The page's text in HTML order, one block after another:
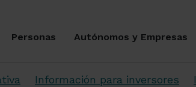
Personas Autónomos y Empresas
Información para inversores